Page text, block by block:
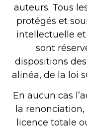
auteurs. Tous
protégés et
intellectuelle
sont
dispositions
alinéa, de la loi
En aucun cas
la
licence totale